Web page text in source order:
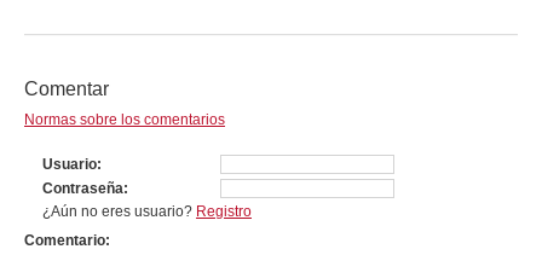
Comentar
Normas sobre los comentarios
Usuario
Contraseña
¿Aún no eres usuario? Registro
Comentario